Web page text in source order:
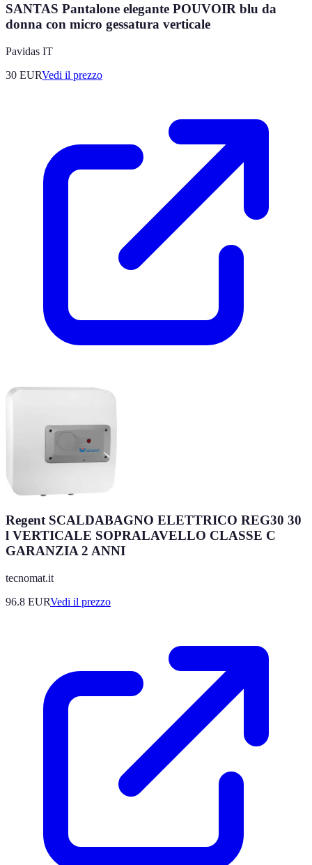
SANTAS Pantalone elegante POUVOIR blu da
donna con micro gessatura verticale
Pavidas IT
30 EURVedi il prezzo
Regent SCALDABAGNO ELETTRICO REG30 30
l VERTICALE SOPRALAVELLO CLASSE C
GARANZIA 2 ANNI
tecnomat.it
96.8 EURVedi il prezzo